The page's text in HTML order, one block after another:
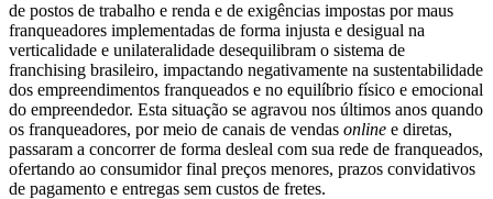
de postos de trabalho e renda e de exigências impostas por maus
franqueadores implementadas de forma injusta e desigual na
verticalidade e unilateralidade desequilibram o sistema de
franchising brasileiro, impactando negativamente na sustentabilidade
dos empreendimentos franqueados e no equilíbrio físico e emocional
do empreendedor. Esta situação se agravou nos últimos anos quando
os franqueadores, por meio de canais de vendas online e diretas,
passaram a concorrer de forma desleal com sua rede de franqueados,
ofertando ao consumidor final preços menores, prazos convidativos
de pagamento e entregas sem custos de fretes.